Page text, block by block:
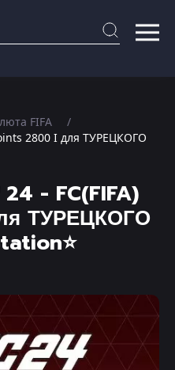
FIFA
2800 I для ТУРЕЦКОГО
24 - FC(FIFA)
ТУРЕЦКОГО